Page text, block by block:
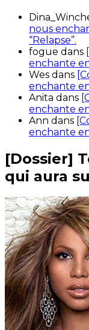
nous
“Relapse”.
fogue dans
enchante
Wes dans
enchante
Anita dans
enchante
Ann dans
enchante
[Dossier]
qui aura